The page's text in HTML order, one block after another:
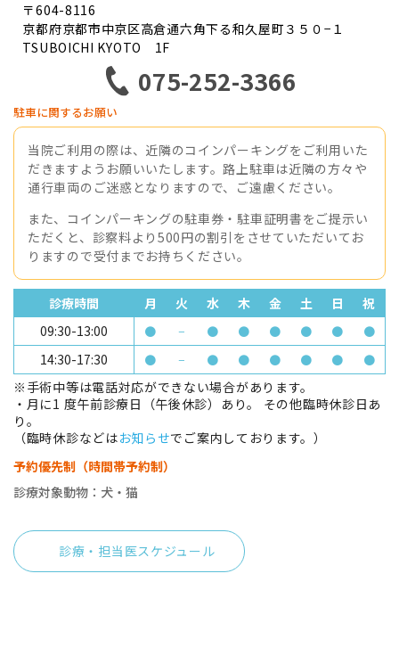
〒604-8116
京都府京都市中京区高倉通六角下る和久屋町３５０−１
TSUBOICHI KYOTO 1F
075-252-3366
駐車に関するお願い
当院ご利用の際は、近隣のコインパーキングをご利用いた
だきますようお願いいたします。路上駐車は近隣の方々や
通行車両のご迷惑となりますので、ご遠慮ください。
また、コインパーキングの駐車券・駐車証明書をご提示い
ただくと、診察料より500円の割引をさせていただいてお
りますので受付までお持ちください。
診療時間 月 火 水 木 金 土 日
祝
09:30-13:00
● − ● ● ● ● ● ●
14:30-17:30 ● − ● ● ● ● ● ●
※手術中等は電話対応ができない場合があります。
・月に1 度午前診療日（午後休診）あり。 その他臨時休診日あ
り。
（臨時休診などはお知らせでご案内しております。）
予約優先制（時間帯予約制）
診療対象動物：犬・猫
診療・担当医スケジュール